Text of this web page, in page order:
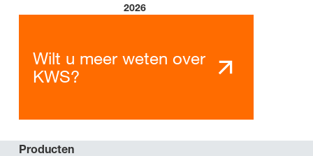
2026
Wilt u meer weten over
KWS?
Producten